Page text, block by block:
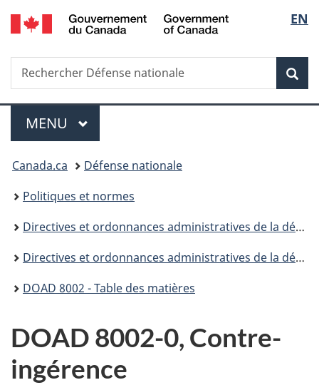
Passer
au
principal
Passer
à
Au
du
Passer
à
version
simplifiée
de
la
EN
Recherche
Rechercher
Défense
Menu
MENU PRINCIPAL
Vous
êtes
ici :
Canada.ca
Défense nationale
Politiques et normes
Directives et ordonnances administratives de la défense
Directives et ordonnances administratives de la défense (DOAD) - 8000
DOAD 8002 - Table des matières
DOAD 8002-0, Contre-
ingérence